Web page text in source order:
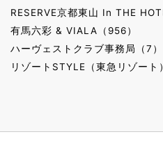
RESERVE京都東山 In THE
有馬六彩 & VIALA（956）
ハーヴェストクラブ事務局（7）
リゾートSTYLE（東急リゾート